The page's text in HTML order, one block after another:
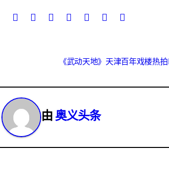
《武动天地》天津百年戏楼热拍
由 奥义头条